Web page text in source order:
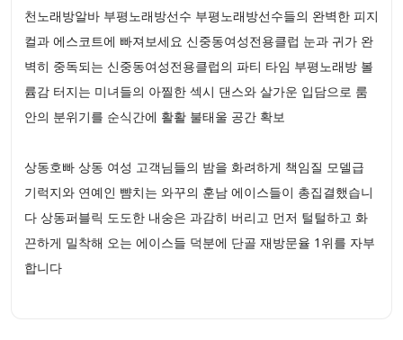
천노래방알바 부평노래방선수 부평노래방선수들의 완벽한 피지
컬과 에스코트에 빠져보세요 신중동여성전용클럽 눈과 귀가 완
벽히 중독되는 신중동여성전용클럽의 파티 타임 부평노래방 볼
륨감 터지는 미녀들의 아찔한 섹시 댄스와 살가운 입담으로 룸
안의 분위기를 순식간에 활활 불태울 공간 확보
상동호빠 상동 여성 고객님들의 밤을 화려하게 책임질 모델급
기럭지와 연예인 뺨치는 와꾸의 훈남 에이스들이 총집결했습니
다 상동퍼블릭 도도한 내숭은 과감히 버리고 먼저 털털하고 화
끈하게 밀착해 오는 에이스들 덕분에 단골 재방문율 1위를 자부
합니다